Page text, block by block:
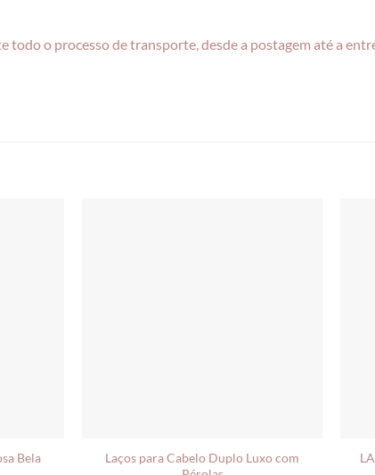
o processo de transporte, desde a postagem até a
Bela
Laços para Cabelo Duplo Luxo com